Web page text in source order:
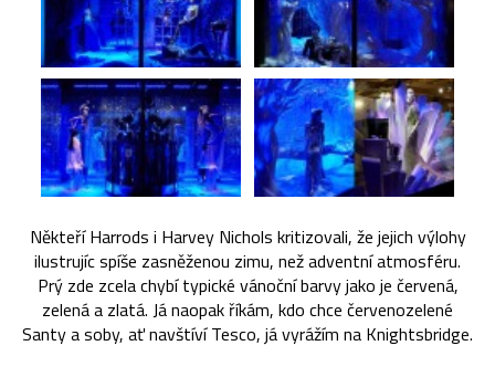
Někteří Harrods i Harvey Nichols kritizovali, že jejich výlohy
ilustrujíc spíše zasněženou zimu, než adventní atmosféru.
Prý zde zcela chybí typické vánoční barvy jako je červená,
zelená a zlatá. Já naopak říkám, kdo chce červenozelené
Santy a soby, ať navštíví Tesco, já vyrážím na Knightsbridge.